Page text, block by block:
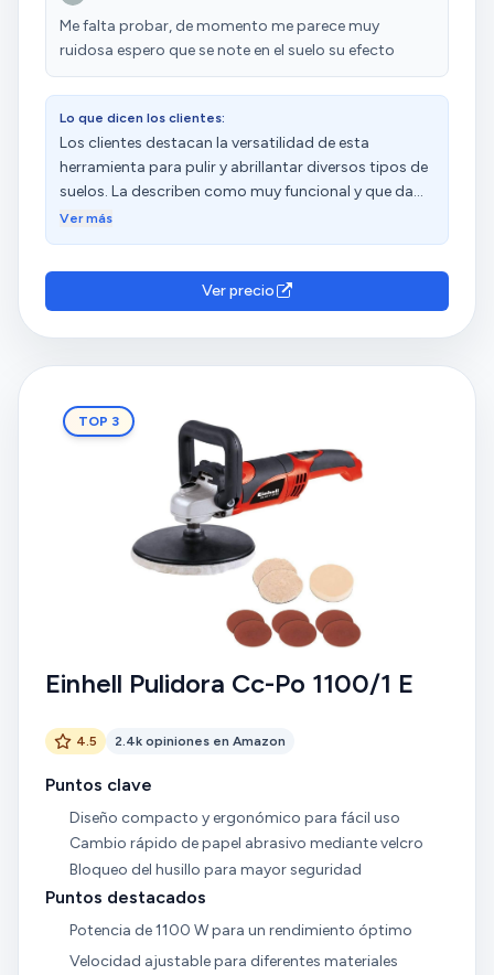
Me falta probar, de momento me parece muy
ruidosa espero que se note en el suelo su efecto
Lo que dicen los clientes:
Los clientes destacan la versatilidad de esta
herramienta para pulir y abrillantar diversos tipos de
suelos. La describen como muy funcional y que da
buenos resultados. Además, la consideran de buena
Ver más
Ver precio
TOP 3
Einhell Pulidora Cc-Po 1100/1 E
4.5 2.4k opiniones en Amazon
Puntos clave
Diseño compacto y ergonómico para fácil uso
Cambio rápido de papel abrasivo mediante velcro
Bloqueo del husillo para mayor seguridad
Puntos destacados
Potencia de 1100 W para un rendimiento óptimo
Velocidad ajustable para diferentes materiales